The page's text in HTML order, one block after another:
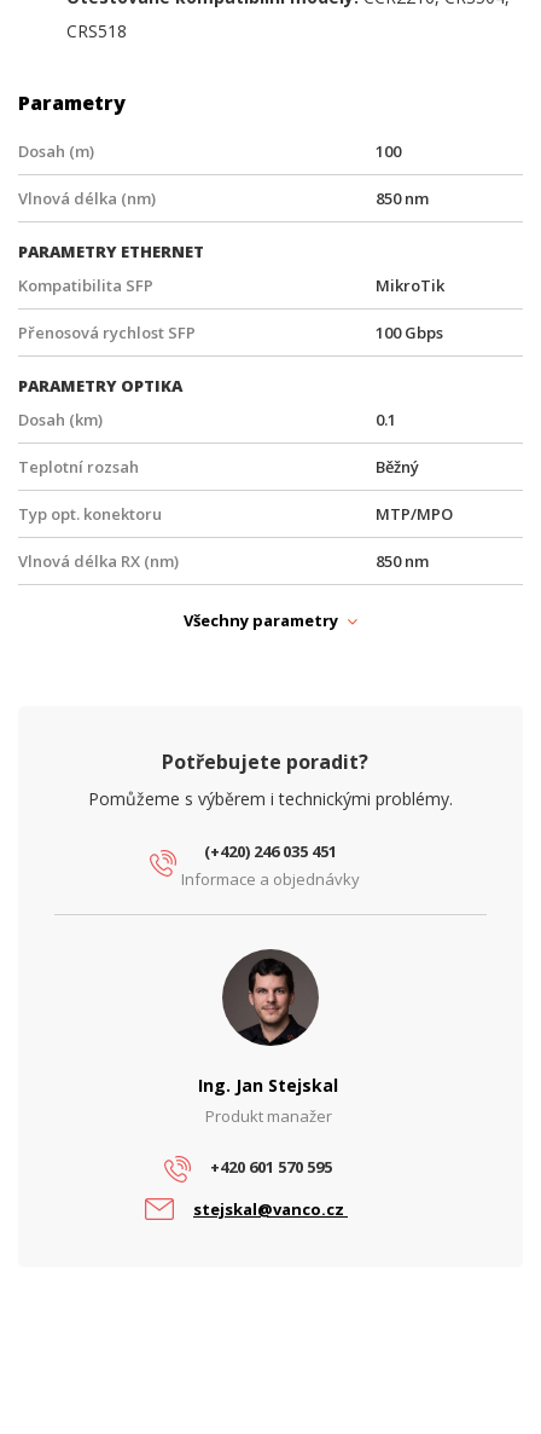
CRS518
Parametry
Dosah (m) 100
Vlnová délka (nm) 850 nm
PARAMETRY ETHERNET
Kompatibilita SFP
MikroTik
Přenosová rychlost SFP 100 Gbps
PARAMETRY OPTIKA
Dosah (km)
0.1
Teplotní rozsah Běžný
Typ opt. konektoru MTP/MPO
Vlnová délka RX (nm) 850 nm
Všechny parametry
Potřebujete poradit?
Pomůžeme s výběrem i technickými problémy.
(+420) 246 035 451
Informace a objednávky
Ing. Jan Stejskal
Produkt manažer
+420 601 570 595
stejskal@vanco.cz